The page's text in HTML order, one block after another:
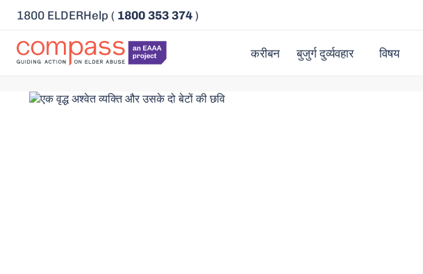
1800 ELDERHelp ( 1800 353 374 )
करीबन बुजुर्ग दुर्व्यवहार विषय